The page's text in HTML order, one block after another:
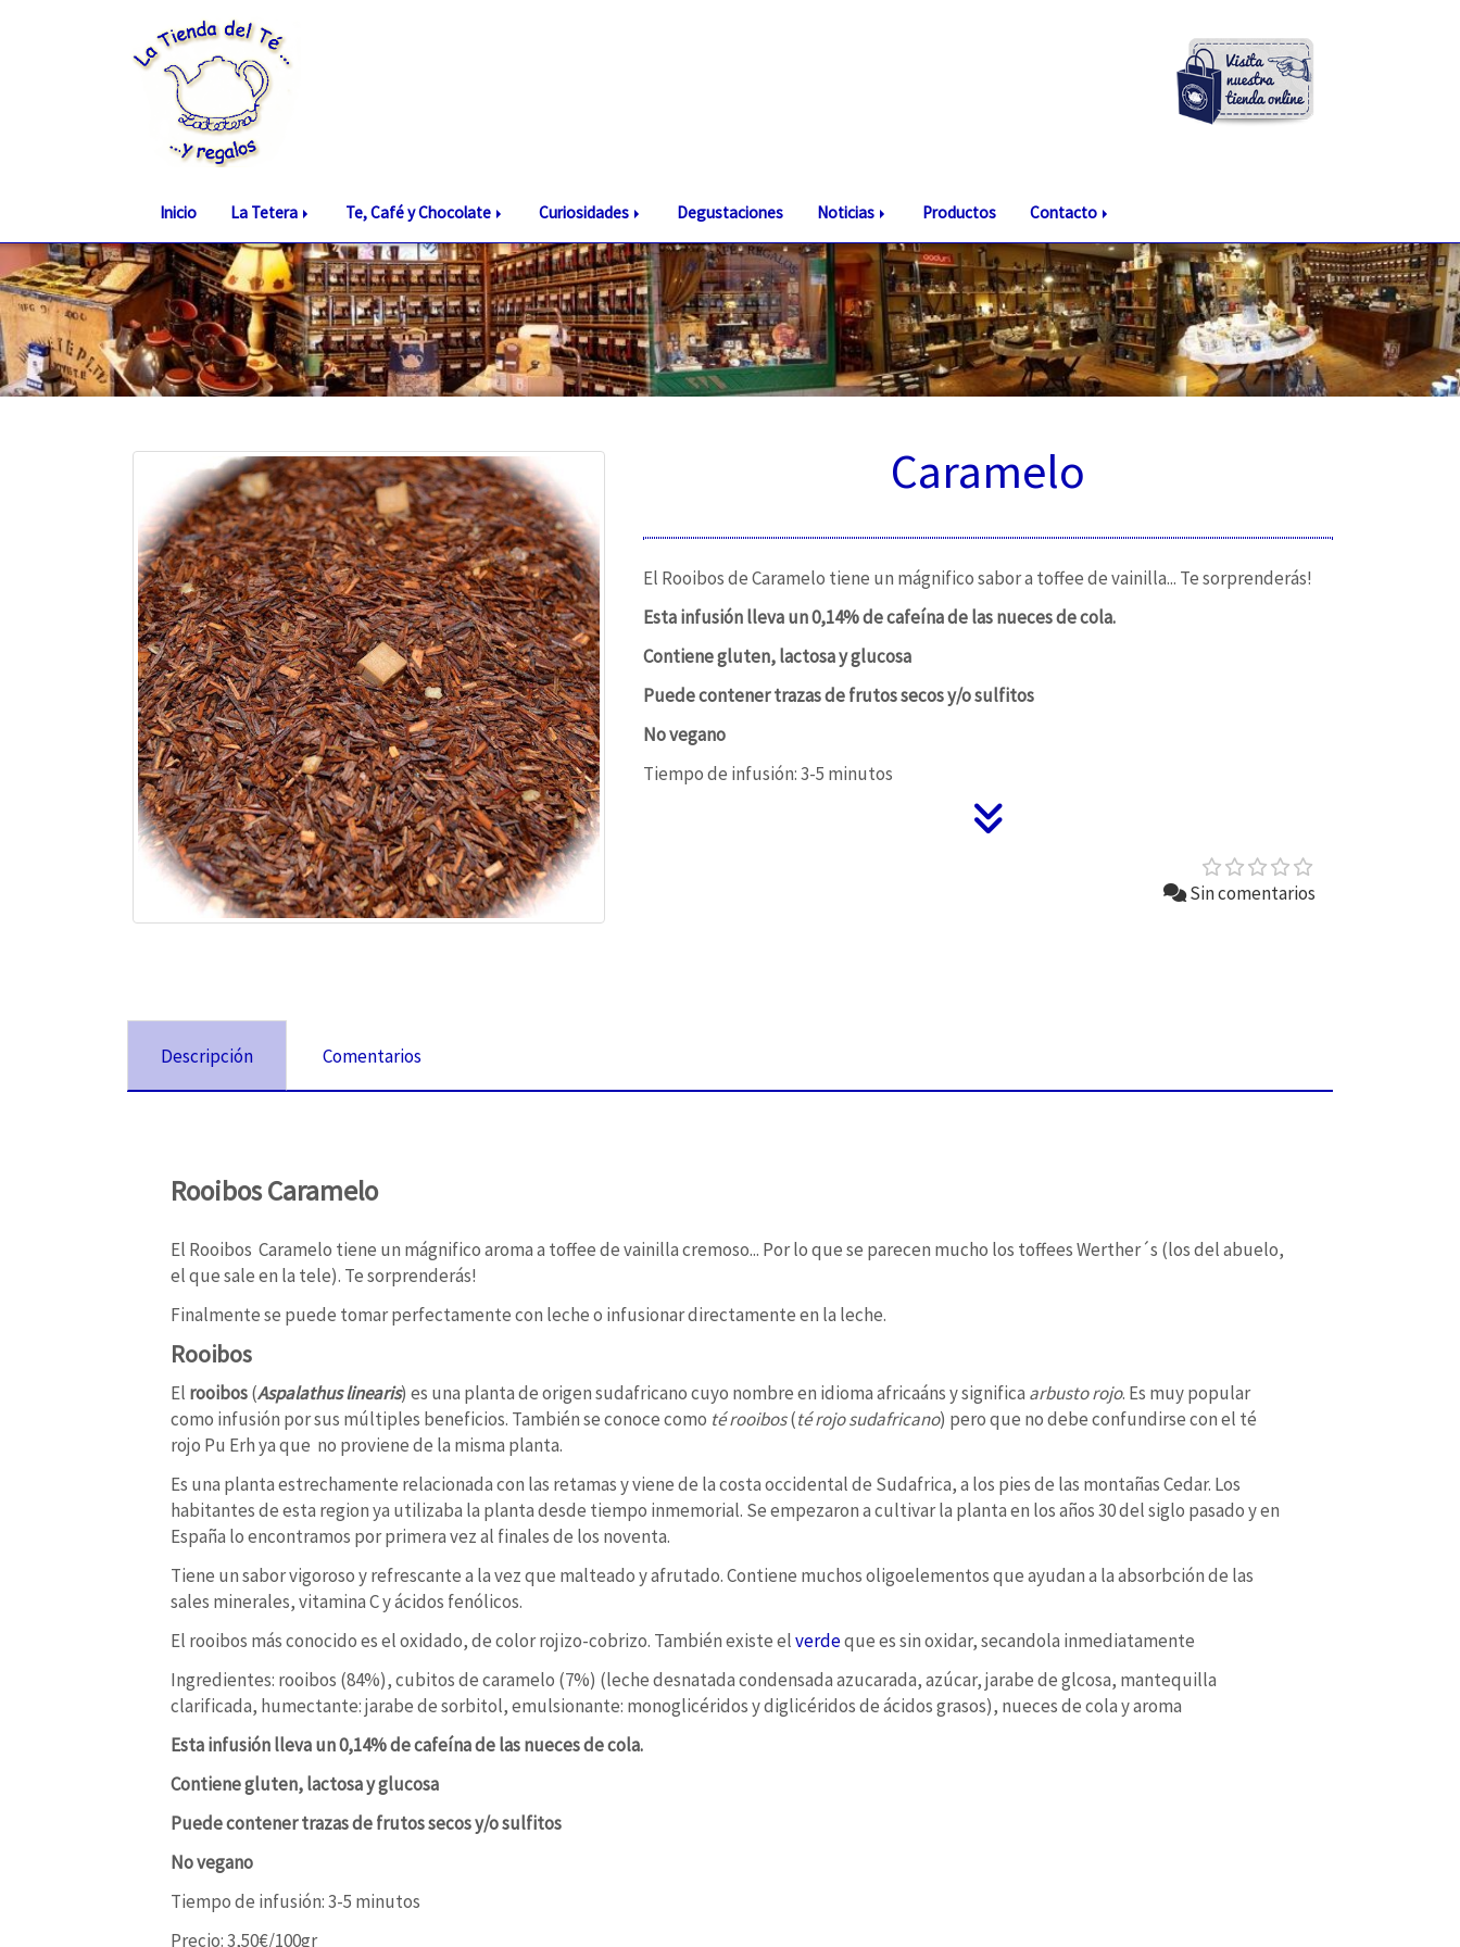
Inicio La Tetera Te, Café y Chocolate Curiosidades Degustaciones Noticias Productos Contacto
Caramelo
El Rooibos de Caramelo tiene un mágnifico sabor a toffee de vainilla... Te sorprenderás!
Esta infusión lleva un 0,14% de cafeína de las nueces de cola.
Contiene gluten, lactosa y glucosa
Puede contener trazas de frutos secos y/o sulfitos
No vegano
Tiempo de infusión: 3-5 minutos
Sin comentarios
Descripción Comentarios
Rooibos Caramelo
El Rooibos Caramelo tiene un mágnifico aroma a toffee de vainilla cremoso... Por lo que se parecen mucho los toffees Werther´s (los del abuelo,
el que sale en la tele). Te sorprenderás!
Finalmente se puede tomar perfectamente con leche o infusionar directamente en la leche.
Rooibos
El rooibos(Aspalathus linearis) es una planta de origen sudafricano cuyo nombre en idioma africaáns y significa arbusto rojo. Es muy popular
como infusión por sus múltiples beneficios. También se conoce como té rooibos(té rojo sudafricano) pero que no debe confundirse con el té
rojo Pu Erh ya que no proviene de la misma planta.
Es una planta estrechamente relacionada con las retamas y viene de la costa occidental de Sudafrica, a los pies de las montañas Cedar. Los
habitantes de esta region ya utilizaba la planta desde tiempo inmemorial. Se empezaron a cultivar la planta en los años 30 del siglo pasado y en
España lo encontramos por primera vez al finales de los noventa.
Tiene un sabor vigoroso y refrescante a la vez que malteado y afrutado. Contiene muchos oligoelementos que ayudan a la absorbción de las
sales minerales, vitamina C y ácidos fenólicos.
El rooibos más conocido es el oxidado, de color rojizo-cobrizo. También existe elverdeque es sin oxidar, secandola inmediatamente
Ingredientes: rooibos (84%), cubitos de caramelo (7%) (leche desnatada condensada azucarada, azúcar, jarabe de glcosa, mantequilla
clarificada, humectante: jarabe de sorbitol, emulsionante: monoglicéridos y diglicéridos de ácidos grasos), nueces de cola y aroma
Esta infusión lleva un 0,14% de cafeína de las nueces de cola.
Contiene gluten, lactosa y glucosa
Puede contener trazas de frutos secos y/o sulfitos
No vegano
Tiempo de infusión: 3-5 minutos
Precio: 3,50€/100gr